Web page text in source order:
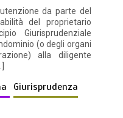
da parte del
del proprietario
Giurisprudenziale
(o degli organi
alla diligente
Giurisprudenza